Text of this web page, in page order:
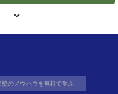
塾のノウハウを無料で学ぶ